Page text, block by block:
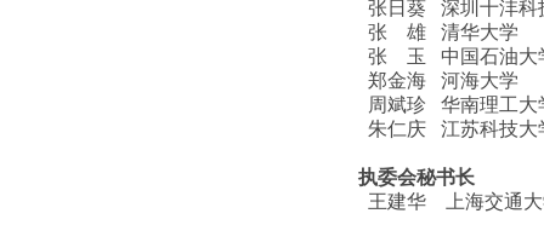
张日葵 深圳十沣科
张 雄 清华大学
张 玉 中国石油大
郑金海 河海大学
周斌珍 华南理工大
朱仁庆 江苏科技大
执委会秘书长
王建华 上海交通